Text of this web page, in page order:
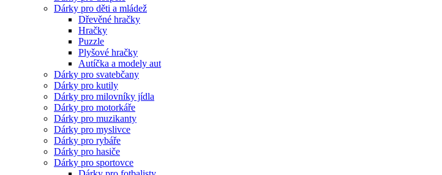
Dárky pro děti a mládež
Dřevěné hračky
Hračky
Puzzle
Plyšové hračky
Autíčka a modely aut
Dárky pro svatebčany
Dárky pro kutily
Dárky pro milovníky jídla
Dárky pro motorkáře
Dárky pro muzikanty
Dárky pro myslivce
Dárky pro rybáře
Dárky pro hasiče
Dárky pro sportovce